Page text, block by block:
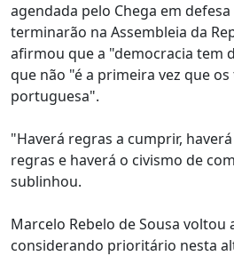
agendada pelo Chega em
terminarão na Assembleia da
afirmou que a "democracia tem
que não "é a primeira vez que
portuguesa".
"Haverá regras a cumprir,
regras e haverá o civismo de
sublinhou.
Marcelo Rebelo de Sousa voltou
considerando prioritário nesta